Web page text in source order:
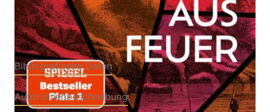
Hardcover
ISBN: 978-3-69131005-
4
Bibliografische Daten
Autor:innenbeschreibung